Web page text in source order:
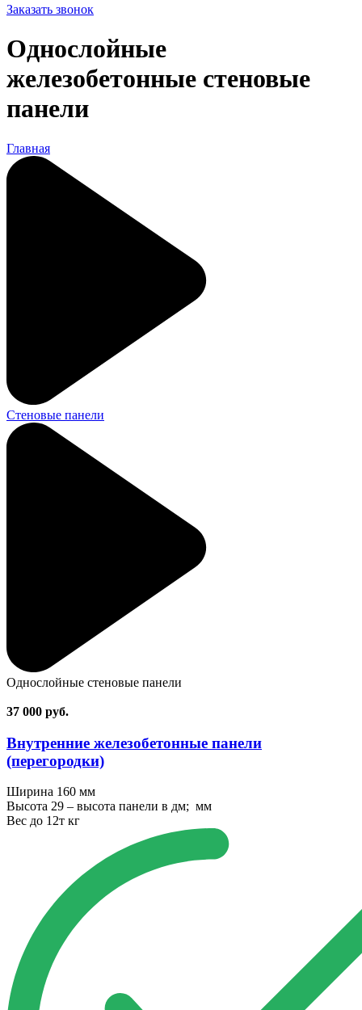
Заказать звонок
Однослойные
железобетонные стеновые
панели
Главная
Стеновые панели
Однослойные стеновые панели
37 000 руб.
Внутренние железобетонные панели
(перегородки)
Ширина 160 мм
Высота 29 – высота панели в дм; мм
Вес до 12т кг